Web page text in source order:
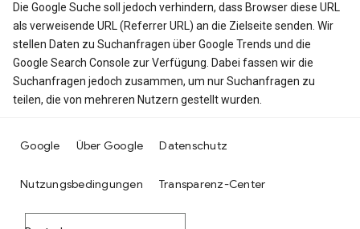
Die Google Suche soll jedoch verhindern, dass Browser diese URL
als verweisende URL (Referrer URL) an die Zielseite senden. Wir
stellen Daten zu Suchanfragen über Google Trends und die
Google Search Console zur Verfügung. Dabei fassen wir die
Suchanfragen jedoch zusammen, um nur Suchanfragen zu
teilen, die von mehreren Nutzern gestellt wurden.
Google Über Google Datenschutz
Nutzungsbedingungen Transparenz-Center